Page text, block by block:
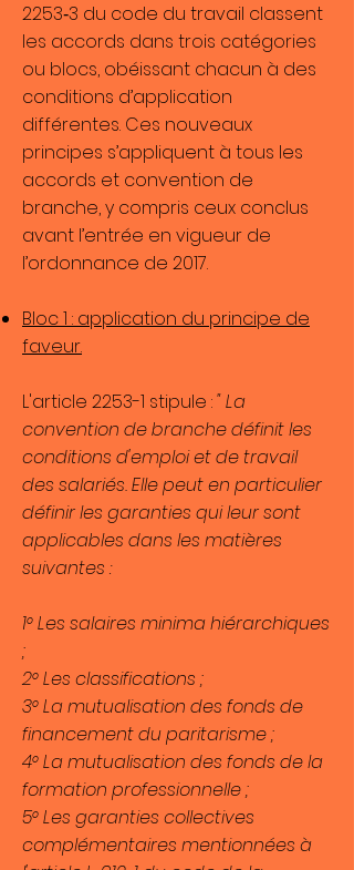
2253‑3 du code du travail classent
les accords dans trois catégories
ou blocs, obéissant chacun à des
conditions d’application
différentes. Ces nouveaux
principes s’appliquent à tous les
accords et convention de
branche, y compris ceux conclus
avant l’entrée en vigueur de
l’ordonnance de 2017.
Bloc 1 : application du principe de
faveur.
L'article 2253-1 stipule :" La
convention de branche définit les
conditions d'emploi et de travail
des salariés. Elle peut en particulier
définir les garanties qui leur sont
applicables dans les matières
suivantes :
1° Les salaires minima hiérarchiques
;
2° Les classifications ;
3° La mutualisation des fonds de
financement du paritarisme ;
4° La mutualisation des fonds de la
formation professionnelle ;
5° Les garanties collectives
complémentaires mentionnées à